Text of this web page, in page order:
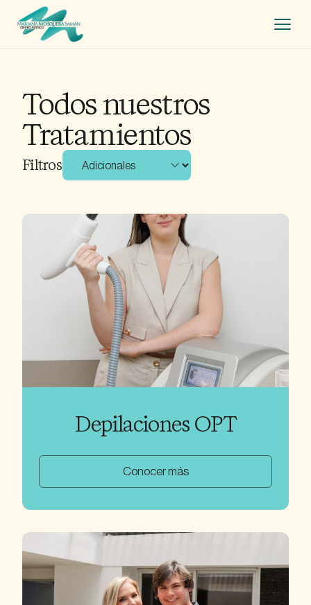
Inicio
Tratamientos +
Nosotros
Todos nuestros
Tratamientos
Filtros
Depilaciones OPT
Conocer más